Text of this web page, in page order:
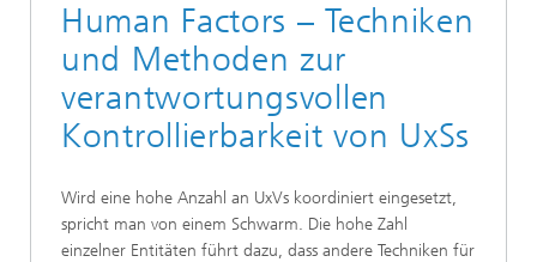
Human Factors – Techniken
und Methoden zur
verantwortungsvollen
Kontrollierbarkeit von UxSs
Wird eine hohe Anzahl an UxVs koordiniert eingesetzt,
spricht man von einem Schwarm. Die hohe Zahl
einzelner Entitäten führt dazu, dass andere Techniken für